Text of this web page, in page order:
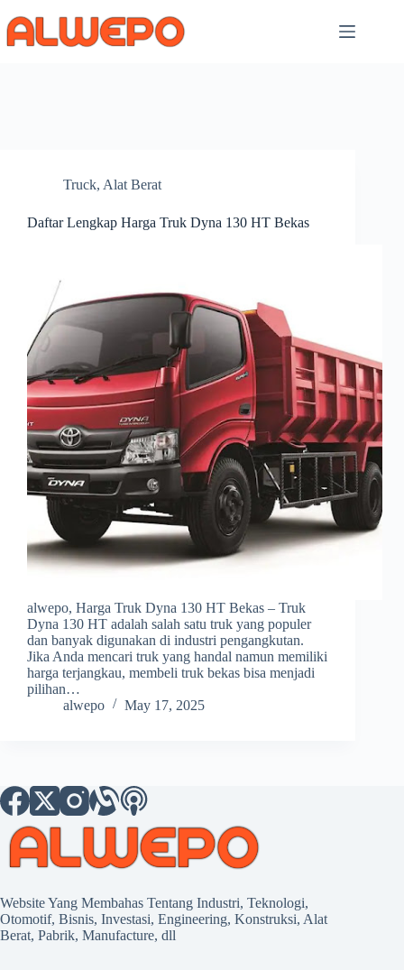
to
content
Truck, Alat Berat
Daftar Lengkap Harga Truk Dyna 130 HT Bekas
alwepo, Harga Truk Dyna 130 HT Bekas – Truk
Dyna 130 HT adalah salah satu truk yang populer
dan banyak digunakan di industri pengangkutan.
Jika Anda mencari truk yang handal namun memiliki
harga terjangkau, membeli truk bekas bisa menjadi
pilihan…
alwepo
May 17, 2025
Website Yang Membahas Tentang Industri, Teknologi,
Otomotif, Bisnis, Investasi, Engineering, Konstruksi, Alat
Berat, Pabrik, Manufacture, dll